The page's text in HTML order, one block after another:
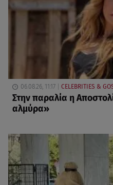
06.08.26, 11:17 CELEBRITIES &
Στην παραλία η
αλμύρα»